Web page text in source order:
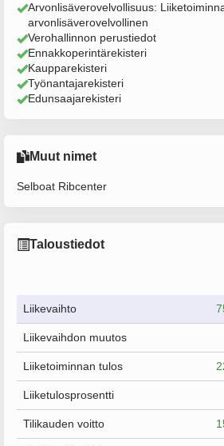
Arvonlisäverovelvollisuus:
arvonlisäverovelvollinen
Verohallinnon perustiedot
Ennakkoperintärekisteri
Kaupparekisteri
Työnantajarekisteri
Edunsaajarekisteri
Muut nimet
Selboat Ribcenter
Taloustiedot
Liikevaihto
Liikevaihdon muutos
Liiketoiminnan tulos
Liiketulosprosentti
Tilikauden voitto